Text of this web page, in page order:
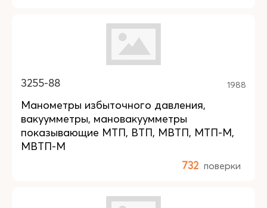
3255-88 1988
Манометры избыточного давления,
вакуумметры, мановакуумметры
показывающие МТП, ВТП, МВТП, МТП-М,
МВТП-М
732 поверки